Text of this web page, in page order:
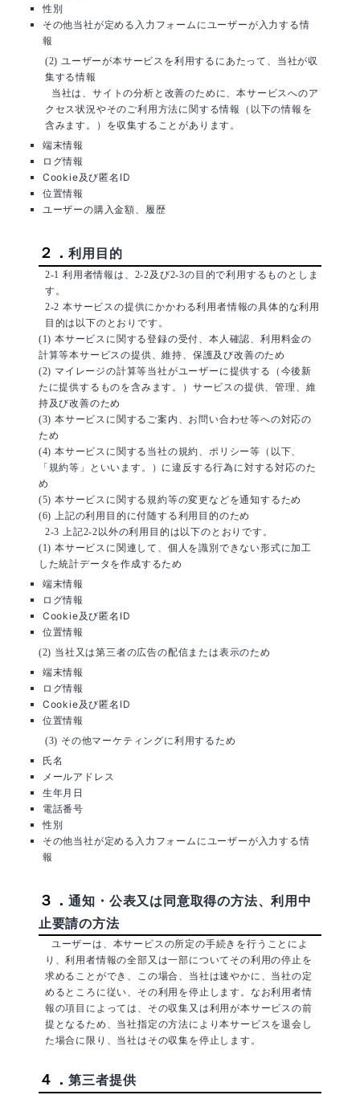
性別
その他当社が定める入力フォームにユーザーが入力する情
報
(2) ユーザーが本サービスを利用するにあたって、当社が収
集する情報
当社は、サイトの分析と改善のために、本サービスへのア
クセス状況やそのご利用方法に関する情報（以下の情報を
含みます。）を収集することがあります。
端末情報
ログ情報
Cookie及び匿名ID
位置情報
ユーザーの購入金額、履歴
２．利用目的
2-1 利用者情報は、2-2及び2-3の目的で利用するものとしま
す。
2-2 本サービスの提供にかかわる利用者情報の具体的な利用
目的は以下のとおりです。
(1) 本サービスに関する登録の受付、本人確認、利用料金の
計算等本サービスの提供、維持、保護及び改善のため
(2) マイレージの計算等当社がユーザーに提供する（今後新
たに提供するものを含みます。）サービスの提供、管理、維
持及び改善のため
(3) 本サービスに関するご案内、お問い合わせ等への対応の
ため
(4) 本サービスに関する当社の規約、ポリシー等（以下、
「規約等」といいます。）に違反する行為に対する対応のた
め
(5) 本サービスに関する規約等の変更などを通知するため
(6) 上記の利用目的に付随する利用目的のため
2-3 上記2-2以外の利用目的は以下のとおりです。
(1) 本サービスに関連して、個人を識別できない形式に加工
した統計データを作成するため
端末情報
ログ情報
Cookie及び匿名ID
位置情報
(2) 当社又は第三者の広告の配信または表示のため
端末情報
ログ情報
Cookie及び匿名ID
位置情報
(3) その他マーケティングに利用するため
氏名
メールアドレス
生年月日
電話番号
性別
その他当社が定める入力フォームにユーザーが入力する情
報
３．通知・公表又は同意取得の方法、利用中
止要請の方法
ユーザーは、本サービスの所定の手続きを行うことによ
り、利用者情報の全部又は一部についてその利用の停止を
求めることができ、この場合、当社は速やかに、当社の定
めるところに従い、その利用を停止します。なお利用者情
報の項目によっては、その収集又は利用が本サービスの前
提となるため、当社指定の方法により本サービスを退会し
た場合に限り、当社はその収集を停止します。
４．第三者提供